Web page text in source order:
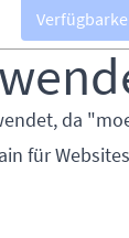
da
für